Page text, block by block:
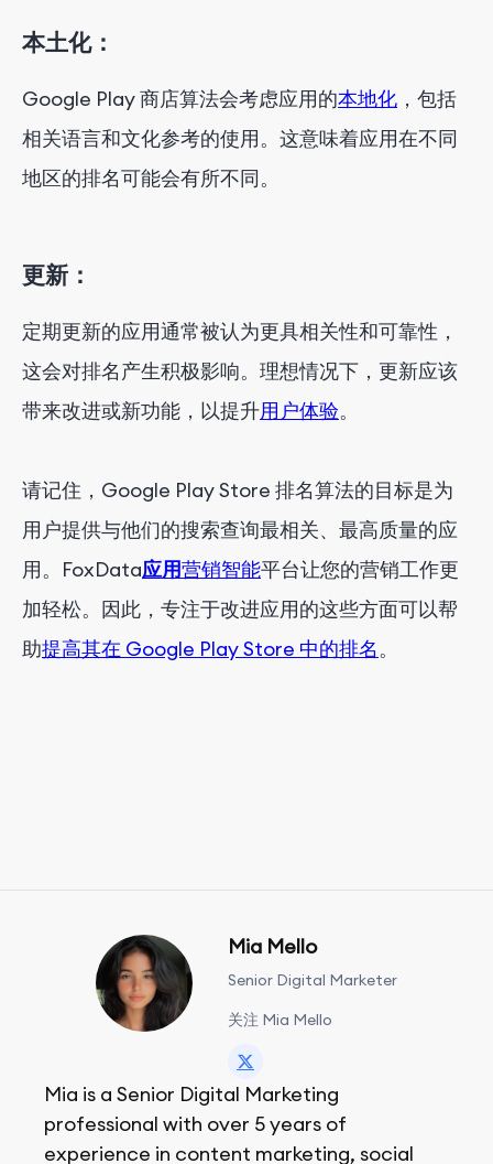
本土化：
Google Play 商店算法会考虑应用的本地化 ，包括
相关语言和文化参考的使用。这意味着应用在不同
地区的排名可能会有所不同。
更新：
定期更新的应用通常被认为更具相关性和可靠性，
这会对排名产生积极影响。理想情况下，更新应该
带来改进或新功能，以提升用户体验。
请记住，Google Play Store 排名算法的目标是为
用户提供与他们的搜索查询最相关、最高质量的应
用。FoxData应用营销智能平台让您的营销工作更
加轻松。因此，专注于改进应用的这些方面可以帮
助提高其在 Google Play Store 中的排名。
Mia Mello
Senior Digital Marketer
关注 Mia Mello
Mia is a Senior Digital Marketing
professional with over 5 years of
experience in content marketing, social